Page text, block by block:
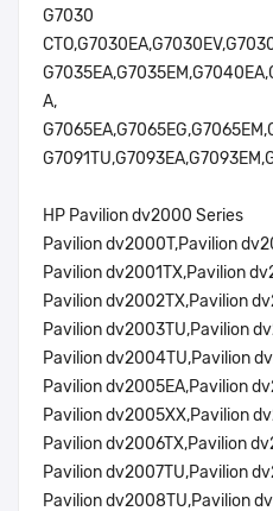
G7030
A,
HP Pavilion dv2000 Series
Pavilion dv2000T,Pavilion
Pavilion dv2001TX,Pavilion
Pavilion dv2002TX,Pavilion
Pavilion dv2003TU,Pavilion
Pavilion dv2004TU,Pavilion
Pavilion dv2005EA,Pavilion
Pavilion dv2005XX,Pavilion
Pavilion dv2006TX,Pavilion
Pavilion dv2007TU,Pavilion
Pavilion dv2008TU,Pavilion